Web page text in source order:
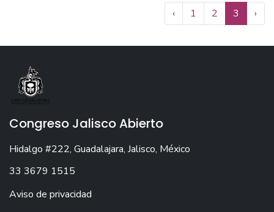
‹ 1 2 3 ›
Congreso Jalisco Abierto
Hidalgo #222, Guadalajara, Jalisco, México
33 3679 1515
Aviso de privacidad